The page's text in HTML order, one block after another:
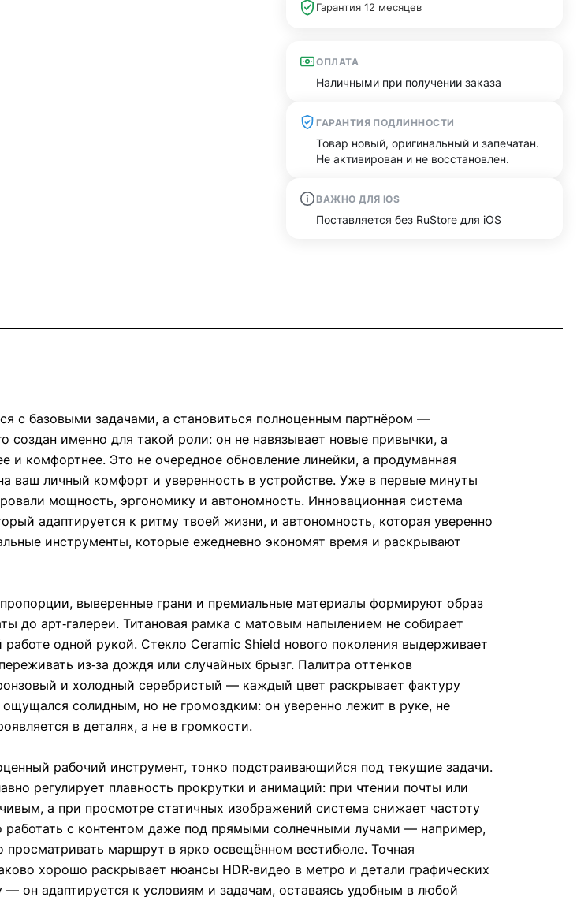
Гарантия 12 месяцев
ОПЛАТА
Наличными при получении заказа
ГАРАНТИЯ ПОДЛИННОСТИ
Товар новый, оригинальный и запечатан.
Не активирован и не восстановлен.
ВАЖНО ДЛЯ IOS
Поставляется без RuStore для iOS
с базовыми задачами, а становиться полноценным партнёром —
именно для такой роли: он не навязывает новые привычки, а
и комфортнее. Это не очередное обновление линейки, а продуманная
ваш личный комфорт и уверенность в устройстве. Уже в первые минуты
мощность, эргономику и автономность. Инновационная система
адаптируется к ритму твоей жизни, и автономность, которая уверенно
инструменты, которые ежедневно экономят время и раскрывают
выверенные грани и премиальные материалы формируют образ
до арт‑галереи. Титановая рамка с матовым напылением не собирает
одной рукой. Стекло Ceramic Shield нового поколения выдерживает
из‑за дождя или случайных брызг. Палитра оттенков
и холодный серебристый — каждый цвет раскрывает фактуру
солидным, но не громоздким: он уверенно лежит в руке, не
в деталях, а не в громкости.
рабочий инструмент, тонко подстраивающийся под текущие задачи.
регулирует плавность прокрутки и анимаций: при чтении почты или
а при просмотре статичных изображений система снижает частоту
работать с контентом даже под прямыми солнечными лучами — например,
маршрут в ярко освещённом вестибюле. Точная
хорошо раскрывает нюансы HDR‑видео в метро и детали графических
он адаптируется к условиям и задачам, оставаясь удобным в любой